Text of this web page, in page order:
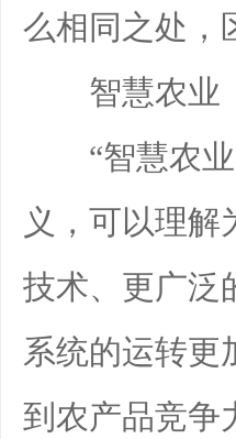
么相同之处，
智慧农业
“智慧农业”
义，可以理
技术、更广泛
系统的运转更
到农产品竞争